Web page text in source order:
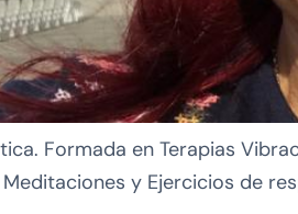
Formada en Terapias
y Ejercicios de